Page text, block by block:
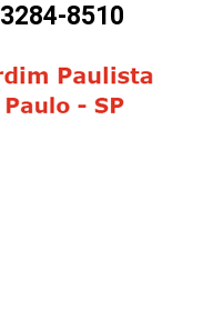
3284-8510